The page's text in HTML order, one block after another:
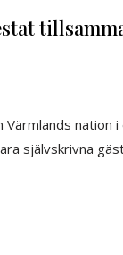
självskrivna